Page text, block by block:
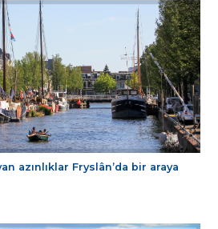
azınlıklar Fryslân’da bir araya